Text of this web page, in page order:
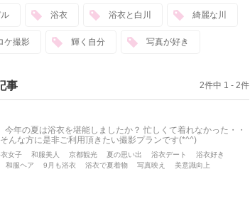
浴衣 浴衣と白川 綺麗な川
ケ撮影 輝く自分 写真が好き
事 2件中 1 - 2件
年の夏は浴衣を堪能しましたか？ 忙しくて着れなかった・・
んな方に是非ご利用頂きたい撮影プランです(*^^)
女子 和服美人 京都観光 夏の思い出 浴衣デート
浴衣好き
和服ヘア 9月も浴衣 浴衣で夏着物 写真映え
美意識向上